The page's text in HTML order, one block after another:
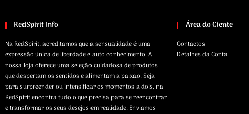
RedSpirit Info
Na RedSpirit, acreditamos que a sensualidade é uma
expressão única de liberdade e auto conhecimento. A
nossa loja oferece uma seleção cuidadosa de produtos
que despertam os sentidos e alimentam a paixão. Seja
para surpreender ou intensificar os momentos a dois, na
RedSpirit encontra tudo o que precisa para se reencontrar
e transformar os seus desejos em realidade. Enviamos
Área do Ciente
Contactos
Detalhes da Conta